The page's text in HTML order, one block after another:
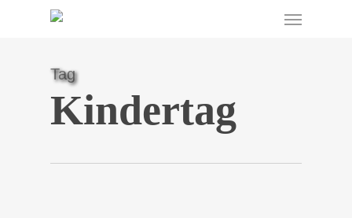
Menu
Tag
Kindertag